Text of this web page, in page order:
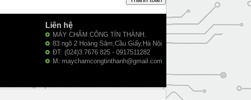
Liên hệ
MÁY CHẤM CÔNG TÍN THÀNH.
83 ngõ 2 Hoàng Sâm,Cầu Giấy,Hà Nội
ĐT: (024)3.7676 825 - 0917511282
M: maychamcongtinthanh@gmail.com